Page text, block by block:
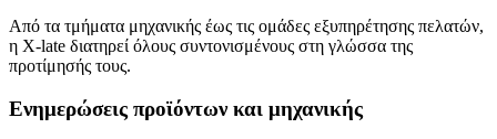
Από τα τμήματα μηχανικής έως τις ομάδες εξυπηρέτησης πελατών,
η X-late διατηρεί όλους συντονισμένους στη γλώσσα της
προτίμησής τους.
Ενημερώσεις προϊόντων και μηχανικής